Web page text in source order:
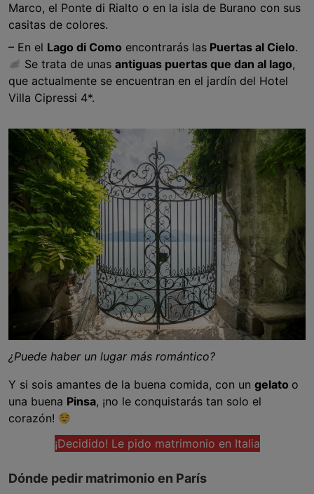
Marco, el Ponte di Rialto o en la isla de Burano con sus
casitas de colores.
– En el Lago di Como encontrarás las Puertas al Cielo.
Se trata de unasantiguas puertas que dan al lago,
que actualmente se encuentran en el jardín del Hotel
Villa Cipressi 4*.
¿Puede haber un lugar más romántico?
Y si sois amantes de la buena comida, con un gelato o
una buena Pinsa, ¡no le conquistarás tan solo el
corazón!
¡Decidido! Le pido matrimonio en Italia
Dónde pedir matrimonio en París